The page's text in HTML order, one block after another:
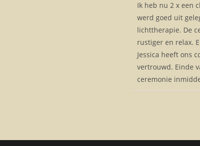
Ik heb nu 2 x een
werd goed uit
lichttherapie. De
rustiger en relax.
Jessica heeft ons
vertrouwd. Einde
ceremonie